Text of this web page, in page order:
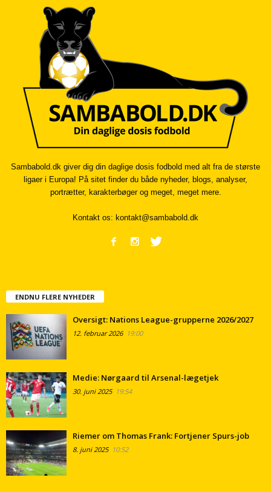
Sambabold.dk giver dig din daglige dosis fodbold med alt fra de største
ligaer i Europa! På sitet finder du både nyheder, blogs, analyser,
portrætter, karakterbøger og meget, meget mere.
Kontakt os: kontakt@sambabold.dk
ENDNU FLERE NYHEDER
Oversigt: Nations League-grupperne 2026/2027
12. februar 202619:00
Medie: Nørgaard til Arsenal-lægetjek
30. juni 202519:54
Riemer om Thomas Frank: Fortjener Spurs-job
8. juni 202510:52